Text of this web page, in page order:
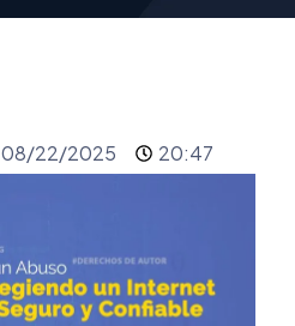
08/22/2025 20:47